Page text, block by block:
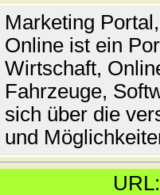
Marketing
Online ist ein
Wirtschaft,
Fahrzeuge,
sich über die
und